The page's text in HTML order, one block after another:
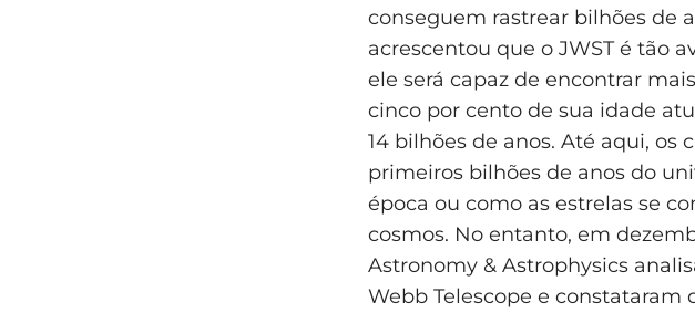
conseguem rastrear bilhões de
acrescentou que o JWST é tão
ele será capaz de encontrar
cinco por cento de sua idade
14 bilhões de anos. Até aqui,
primeiros bilhões de anos do
época ou como as estrelas se
cosmos. No entanto, em
Astronomy & Astrophysics
Webb Telescope e constataram